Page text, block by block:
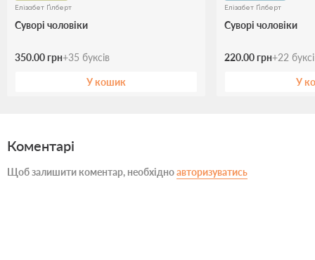
Елізабет Ґілберт
Суворі чоловіки
350.00 грн+35 буксів
У кошик
Елізабет Ґілберт
Суворі чоловіки
220.00 грн+22
У
Коментарі
Щоб залишити коментар, необхідноавторизуватись